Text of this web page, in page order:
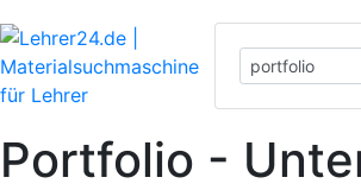
Portfolio -